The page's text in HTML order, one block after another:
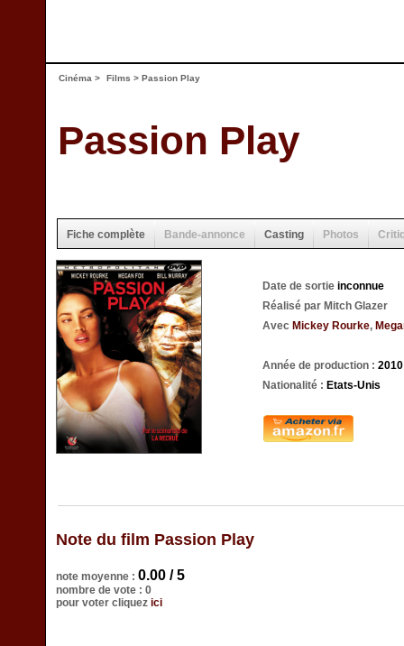
Cinéma > Films > Passion Play
Passion Play
Fiche complète Bande-annonce Casting Photos
Date de sortie inconnue
Réalisé par Mitch Glazer
Avec Mickey Rourke,
Année de production : 2010
Nationalité : Etats-Unis
Note du film Passion Play
note moyenne : 0.00 / 5
nombre de vote : 0
pour voter cliquez ici